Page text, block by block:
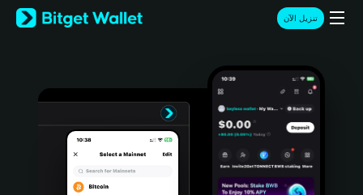
English
日本語
Türkçe
تنزيل الآن